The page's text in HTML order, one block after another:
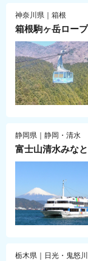
神奈川県｜箱根
箱根駒ヶ岳ロー
静岡県｜静岡・清水
富士山清水みな
栃木県｜日光・鬼怒